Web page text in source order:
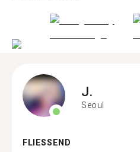
J.
Seoul
FLIESSEND